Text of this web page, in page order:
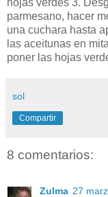
hojas verdes 3.
parmesano, hacer
una cuchara hasta
las aceitunas en
poner las hojas
sol
Compartir
8 comentarios:
Zulma 27